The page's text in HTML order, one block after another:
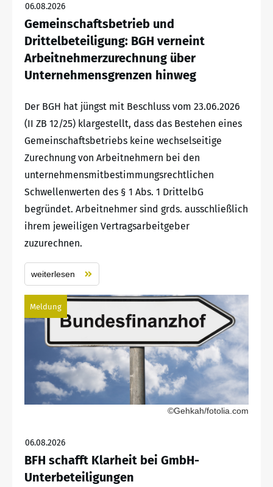
06.08.2026
Gemeinschaftsbetrieb und
Drittelbeteiligung: BGH verneint
Arbeitnehmerzurechnung über
Unternehmensgrenzen hinweg
Der BGH hat jüngst mit Beschluss vom 23.06.2026
(II ZB 12/25) klargestellt, dass das Bestehen eines
Gemeinschaftsbetriebs keine wechselseitige
Zurechnung von Arbeitnehmern bei den
unternehmensmitbestimmungsrechtlichen
Schwellenwerten des § 1 Abs. 1 DrittelbG
begründet. Arbeitnehmer sind grds. ausschließlich
ihrem jeweiligen Vertragsarbeitgeber
zuzurechnen.
weiterlesen
Meldung
©Gehkah/fotolia.com
06.08.2026
BFH schafft Klarheit bei GmbH-
Unterbeteiligungen